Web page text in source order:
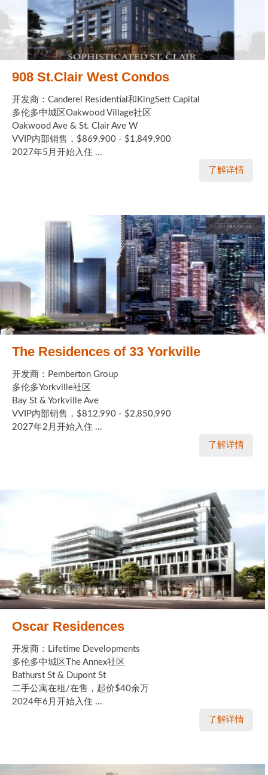
908 St.Clair West Condos
开发商：Canderel Residential和KingSett Capital
多伦多中城区Oakwood Village社区
Oakwood Ave & St. Clair Ave W
VVIP内部销售，$869,900 - $1,849,900
2027年5月开始入住 ...
了解详情
The Residences of 33 Yorkville
开发商：Pemberton Group
多伦多Yorkville社区
Bay St & Yorkville Ave
VVIP内部销售，$812,990 - $2,850,990
2027年2月开始入住 ...
了解详情
Oscar Residences
开发商：Lifetime Developments
多伦多中城区The Annex社区
Bathurst St & Dupont St
二手公寓在租/在售，起价$40余万
2024年6月开始入住 ...
了解详情